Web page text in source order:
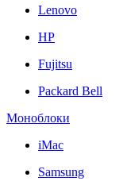
Lenovo
HP
Fujitsu
Packard Bell
Моноблоки
iMac
Samsung